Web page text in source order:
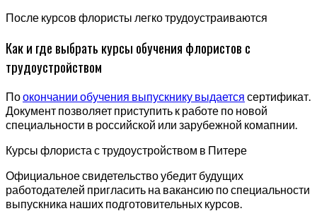
После курсов флористы легко трудоустраиваются
Как и где выбрать курсы обучения флористов с
трудоустройством
Поокончании обучения выпускнику выдается сертификат.
Документ позволяет приступить к работе по новой
специальности в российской или зарубежной комапнии.
Курсы флориста с трудоустройством в Питере
Официальное свидетельство убедит будущих
работодателей пригласить на вакансию по специальности
выпускника наших подготовительных курсов.